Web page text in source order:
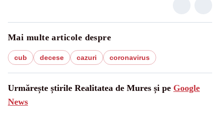
Mai multe articole despre
cub decese cazuri coronavirus
Urmărește știrile Realitatea de Mures și pe Google
News